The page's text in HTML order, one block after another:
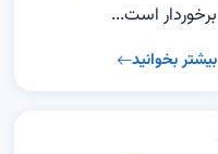
برخوردار است...
بیشتر بخوانید